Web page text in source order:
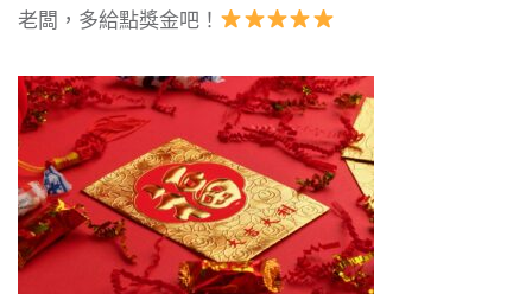
老闆，多給點獎金吧！